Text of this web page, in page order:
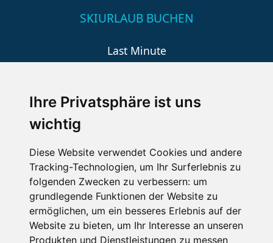
Ihre Privatsphäre ist uns
wichtig
Diese Website verwendet Cookies und andere
Tracking-Technologien, um Ihr Surferlebnis zu
folgenden Zwecken zu verbessern: um
grundlegende Funktionen der Website zu
ermöglichen, um ein besseres Erlebnis auf der
Website zu bieten, um Ihr Interesse an unseren
Produkten und Dienstleistungen zu messen
SKIURLAUB BUCHEN
Last Minute
Wellness
SCHNEEHÖHEN SKI APP
Die Schneehoehen Ski APP für iOS und Android - Ein
Muss für alle Wintersportler und Schneefreaks!